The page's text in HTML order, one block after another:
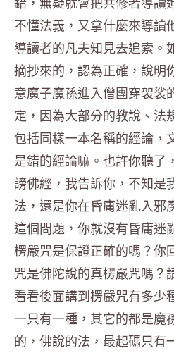
不懂法義， 又拿什麼來導讀
導讀者的凡夫知見去追索。
摘抄來的，認為正確， 說明
意魔子魔孫進入僧團穿袈裟
定，因為大部分的教說、法
包括同樣一本名稱的經論，
是錯的經論嘛。 也許你聽了
謗佛經，我告訴你， 不知是
法，還是你在昏庸迷亂入邪
這個問題，你就沒有昏庸迷
楞嚴咒是保證正確的嗎？你
咒是佛陀說的真楞嚴咒嗎？
看看後面講到楞嚴咒有多少
一只有一種， 其它的都是魔
的，佛說的法， 最起碼只有